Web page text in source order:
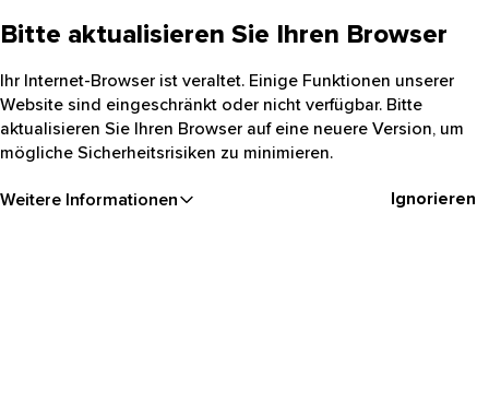
Bitte aktualisieren Sie Ihren Browser
Ihr Internet-Browser ist veraltet. Einige Funktionen unserer
Website sind eingeschränkt oder nicht verfügbar. Bitte
aktualisieren Sie Ihren Browser auf eine neuere Version, um
mögliche Sicherheitsrisiken zu minimieren.
Weitere Informationen Ignorieren